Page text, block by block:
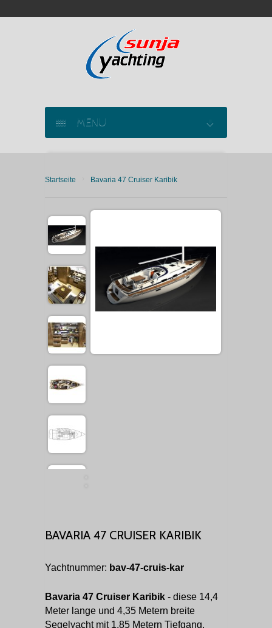
MENU
KATAMARAN CHARTER
MOTORYACHT CHARTER
MARINAS
Startseite Bavaria 47 Cruiser Karibik
BAVARIA 47 CRUISER KARIBIK
Yachtnummer: bav-47-cruis-kar
Bavaria 47 Cruiser Karibik - diese 14,4
Meter lange und 4,35 Metern breite
Segelyacht mit 1,85 Metern Tiefgang.